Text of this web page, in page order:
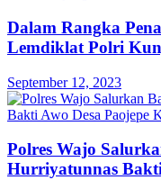
Dalam Rangka
Lemdiklat Polri
September 12, 2023
Polres Wajo
Hurriyatunnas Bakti